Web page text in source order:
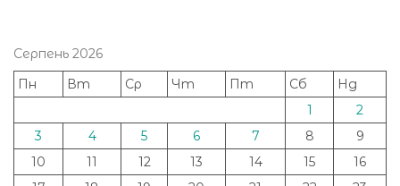
Серпень 2026
Пн
Вт Ср Чт Пт Сб
Нд
1
2
3
4 5 6 7 8
9
10
11 12 13 14 15
16